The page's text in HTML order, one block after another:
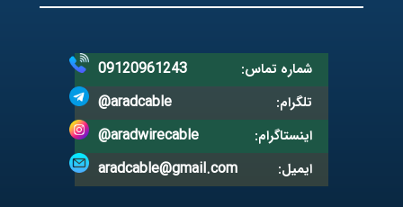
شماره تماس: 09120961243
تلگرام: @aradcable
اینستاگرام: @aradwirecable
ایمیل: aradcable@gmail.com